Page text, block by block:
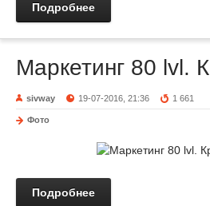
Подробнее
Маркетинг 80 lvl.
sivway 19-07-2016, 21:36 1 661
Фото
Подробнее